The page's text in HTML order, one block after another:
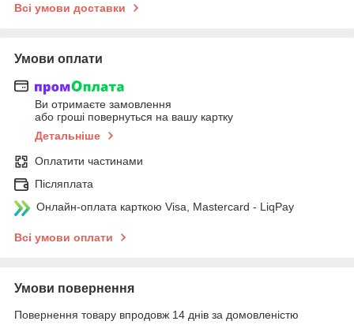
Всі умови доставки
Умови оплати
Ви отримаєте замовлення
або гроші повернуться на вашу картку
Детальніше
Оплатити частинами
Післяплата
Онлайн-оплата карткою Visa, Mastercard - LiqPay
Всі умови оплати
Умови повернення
Повернення товару впродовж 14 днів за домовленістю